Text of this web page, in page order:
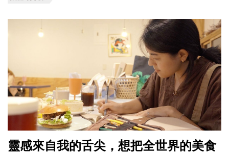
靈感來自我的舌尖，想把全世界的美食